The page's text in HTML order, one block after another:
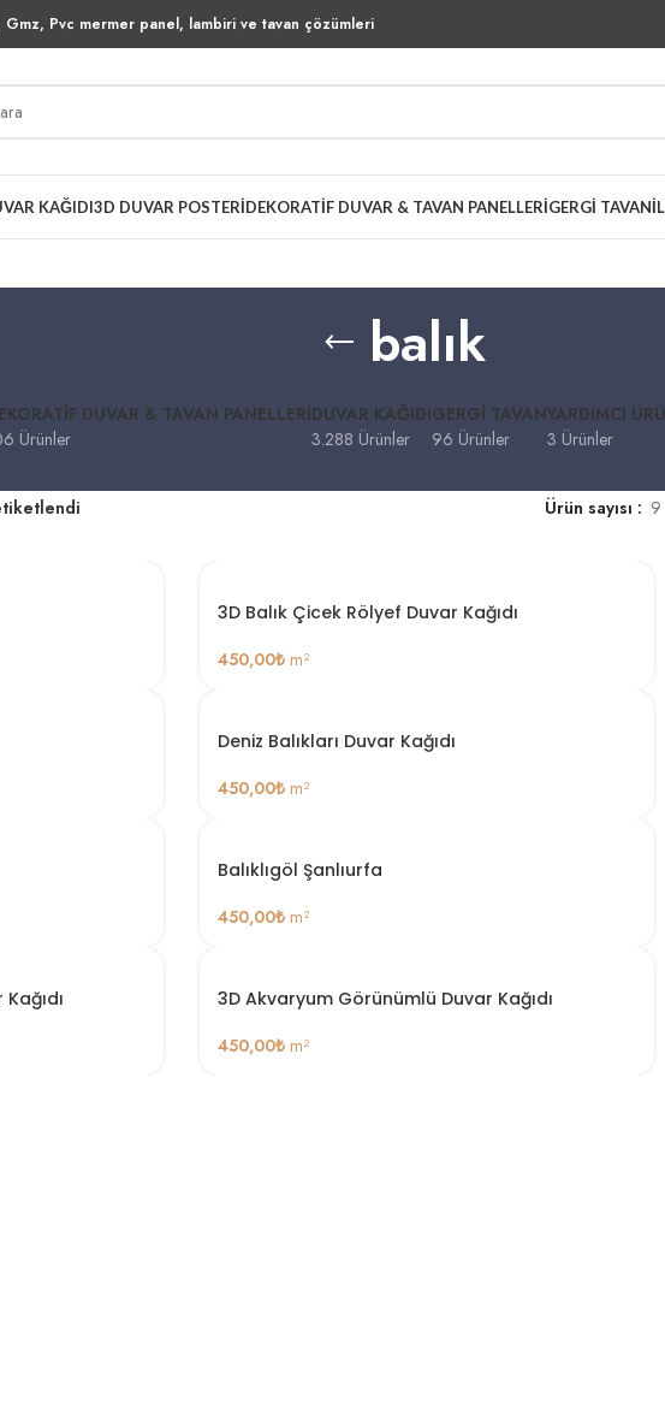
Gmz, Pvc mermer panel, lambiri ve tavan çözümleri
KAĞIDI3D DUVAR POSTERIDEKORATIF DUVAR & TAVAN PANELLERIGERGI TAVAN
balık
DUVAR & TAVAN PANELLERI
Ürünler
DUVAR KAĞIDI
3.288 Ürünler
GERGI TAVAN
96 Ürünler
YARDIMCI
3 Ürünler
Ürün sayısı 9
3D Balık Çicek Rölyef Duvar Kağıdı
450,00₺ m²
Deniz Balıkları Duvar Kağıdı
450,00₺ m²
Balıklıgöl Şanlıurfa
450,00₺ m²
3D Akvaryum Görünümlü Duvar Kağıdı
450,00₺ m²